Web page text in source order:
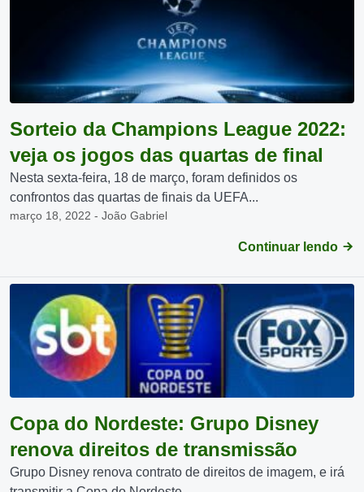
Sorteio da Champions League 2022:
veja os jogos das quartas de final
Nesta sexta-feira, 18 de março, foram definidos os
confrontos das quartas de finais da UEFA...
março 18, 2022 - João Gabriel
Continuar lendo
Copa do Nordeste: Grupo Disney
renova direitos de transmissão
Grupo Disney renova contrato de direitos de imagem, e irá